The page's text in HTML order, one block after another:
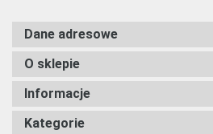
Dane adresowe
O sklepie
Informacje
Kategorie